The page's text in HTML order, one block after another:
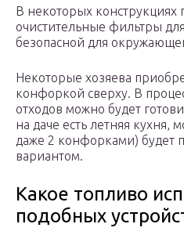
В некоторых конструкциях
очистительные фильтры
безопасной для
Некоторые хозяева
конфоркой сверху. В
отходов можно будет
на даче есть летняя кухня,
даже 2 конфорками) будет
вариантом.
Какое топливо
подобных